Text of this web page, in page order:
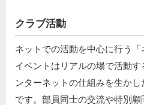
クラブ活動
ネットでの活動を中心に行う
イベントはリアルの場で活動
ンターネットの仕組みを生か
です。部員同士の交流や特別